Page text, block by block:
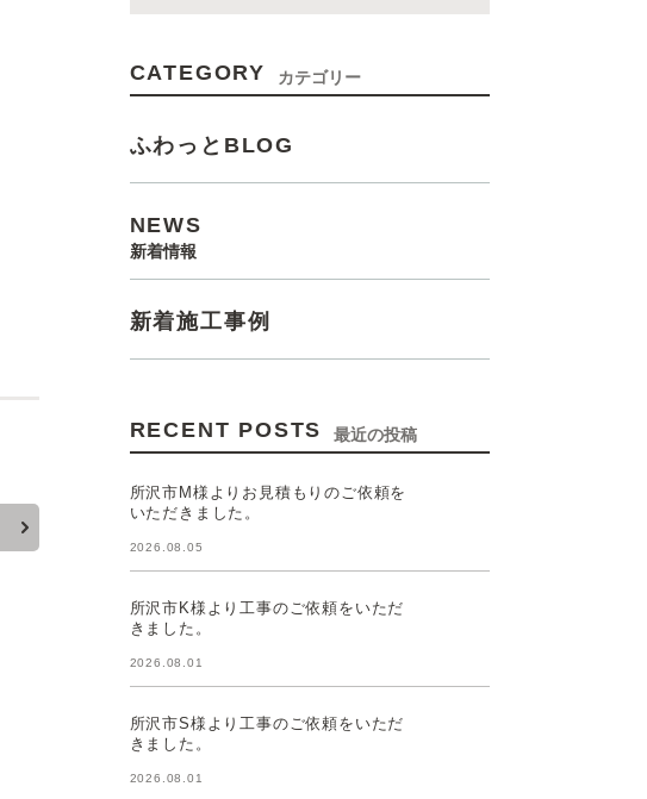
CATEGORY カテゴリー
ふわっとBLOG
NEWS
新着情報
新着施工事例
RECENT POSTS 最近の投稿
所沢市M様よりお見積もりのご依頼を
いただきました。
2026.08.05
所沢市K様より工事のご依頼をいただ
きました。
2026.08.01
所沢市S様より工事のご依頼をいただ
きました。
2026.08.01